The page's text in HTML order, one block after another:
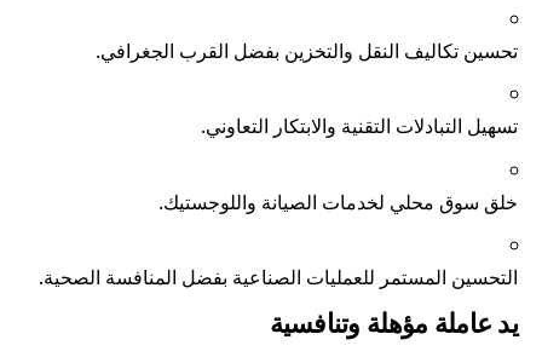
تحسين تكاليف النقل والتخزين بفضل القرب الجغرافي.
تسهيل التبادلات التقنية والابتكار التعاوني.
خلق سوق محلي لخدمات الصيانة واللوجستيك.
التحسين المستمر للعمليات الصناعية بفضل المنافسة الصحية.
يد عاملة مؤهلة وتنافسية